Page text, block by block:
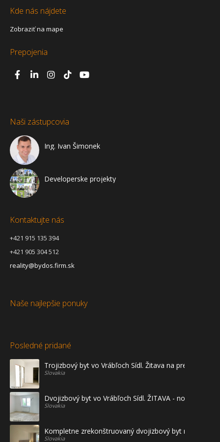
Kde nás nájdete
Zobraziť na mape
Prepojenia
Naši zástupcovia
Ing. Ivan Šimonek
Developerske projekty
Kontaktujte nás
+421 915 135 394
+421 905 304 512
reality@bydos.firm.sk
Naše najlepšie ponuky
Posledné pridané
Trojizbový byt vo Vrábľoch Sídl. Žitava na predaj - prvé
Slovakia
Dvojizbový byt vo Vrábľoch Sídl. ŽITAVA - novostavba
Slovakia
Kompletne zrekonštruovaný dvojizbový byt na
Slovakia